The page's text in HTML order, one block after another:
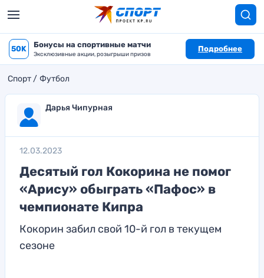
50K Бонусы на спортивные матчи
Эксклюзивные акции, розыгрыши призов
Подробнее
Спорт Футбол
Дарья Чипурная
12.03.2023
Десятый гол Кокорина не помог
«Арису» обыграть «Пафос» в
чемпионате Кипра
Кокорин забил свой 10-й гол в текущем
сезоне